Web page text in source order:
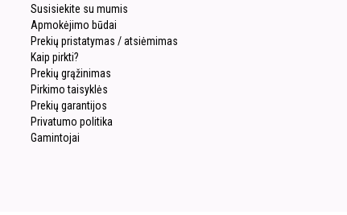
Susisiekite su mumis
Apmokėjimo būdai
Prekių pristatymas / atsiėmimas
Kaip pirkti?
Prekių grąžinimas
Pirkimo taisyklės
Prekių garantijos
Privatumo politika
Gamintojai